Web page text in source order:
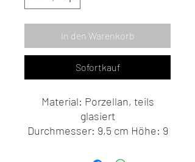
In den Warenkorb
Sofortkauf
Material: Porzellan, teils
glasiert
Durchmesser: 9,5 cm Höhe: 9